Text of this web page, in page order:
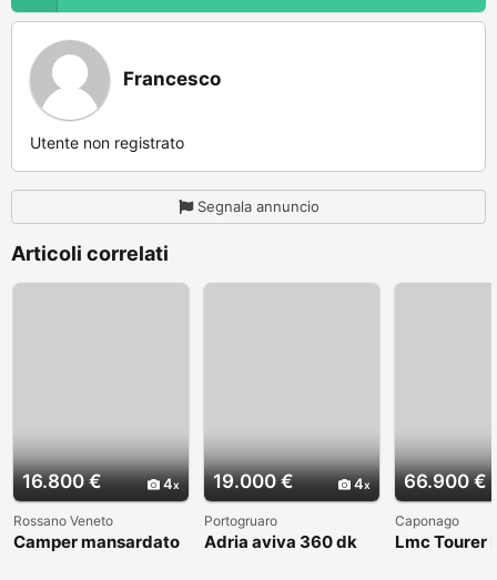
Francesco
Utente non registrato
Segnala annuncio
Articoli correlati
16.800 € 4
Rossano Veneto
Camper mansardato
19.000 € 4
Portogruaro
Adria aviva 360 dk
66.900 €
Caponago
Lmc Tourer